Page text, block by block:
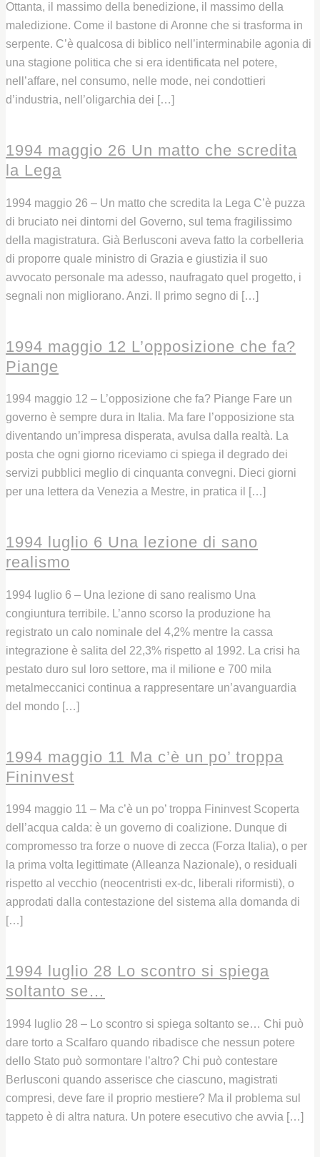
Ottanta, il massimo della benedizione, il massimo della
maledizione. Come il bastone di Aronne che si trasforma in
serpente. C’è qualcosa di biblico nell’interminabile agonia di
una stagione politica che si era identificata nel potere,
nell’affare, nel consumo, nelle mode, nei condottieri
d’industria, nell’oligarchia dei […]
1994 maggio 26 Un matto che scredita
la Lega
1994 maggio 26 – Un matto che scredita la Lega C’è puzza
di bruciato nei dintorni del Governo, sul tema fragilissimo
della magistratura. Già Berlusconi aveva fatto la corbelleria
di proporre quale ministro di Grazia e giustizia il suo
avvocato personale ma adesso, naufragato quel progetto, i
segnali non migliorano. Anzi. Il primo segno di […]
1994 maggio 12 L’opposizione che fa?
Piange
1994 maggio 12 – L’opposizione che fa? Piange Fare un
governo è sempre dura in Italia. Ma fare l’opposizione sta
diventando un’impresa disperata, avulsa dalla realtà. La
posta che ogni giorno riceviamo ci spiega il degrado dei
servizi pubblici meglio di cinquanta convegni. Dieci giorni
per una lettera da Venezia a Mestre, in pratica il […]
1994 luglio 6 Una lezione di sano
realismo
1994 luglio 6 – Una lezione di sano realismo Una
congiuntura terribile. L’anno scorso la produzione ha
registrato un calo nominale del 4,2% mentre la cassa
integrazione è salita del 22,3% rispetto al 1992. La crisi ha
pestato duro sul loro settore, ma il milione e 700 mila
metalmeccanici continua a rappresentare un’avanguardia
del mondo […]
1994 maggio 11 Ma c’è un po’ troppa
Fininvest
1994 maggio 11 – Ma c’è un po’ troppa Fininvest Scoperta
dell’acqua calda: è un governo di coalizione. Dunque di
compromesso tra forze o nuove di zecca (Forza Italia), o per
la prima volta legittimate (Alleanza Nazionale), o residuali
rispetto al vecchio (neocentristi ex-dc, liberali riformisti), o
approdati dalla contestazione del sistema alla domanda di
[…]
1994 luglio 28 Lo scontro si spiega
soltanto se…
1994 luglio 28 – Lo scontro si spiega soltanto se… Chi può
dare torto a Scalfaro quando ribadisce che nessun potere
dello Stato può sormontare l’altro? Chi può contestare
Berlusconi quando asserisce che ciascuno, magistrati
compresi, deve fare il proprio mestiere? Ma il problema sul
tappeto è di altra natura. Un potere esecutivo che avvia […]